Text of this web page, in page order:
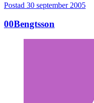
Postad 30 september 2005
00Bengtsson